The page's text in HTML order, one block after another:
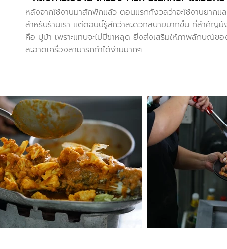
หลังจากใช้งานมาสักพักแล้ว ตอนแรกกังวลว่าจะใช้งานยากแล
สำหรับร้านเรา แต่ตอนนี้รู้สึกว่าสะดวกสบายมากขึ้น ที่สำคั
คือ ปูม้า เพราะแทบจะไม่มีขาหลุด ยิ่งส่งเสริมให้ภาพลักษณ์ขอ
สะอาดเครื่องสามารถทำได้ง่ายมากๆ